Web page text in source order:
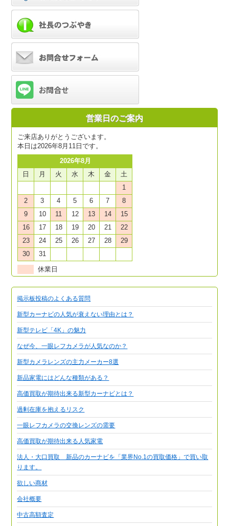
営業日のご案内
ご来店ありがとうございます。
本日は2026年8月11日です。
2026年8月
日
月 火 水 木 金
土
1
2
3 4 5 6 7
8
9
10 11 12 13 14
15
16
17 18 19 20 21
22
23
24 25 26 27 28
29
30
31
休業日
掲示板投稿のよくある質問
新型カーナビの人気が衰えない理由とは？
新型テレビ「4K」の魅力
なぜ今、一眼レフカメラが人気なのか？
新型カメラレンズの主力メーカー8選
新品家電にはどんな種類がある？
高価買取が期待出来る新型カーナビとは？
過剰在庫を抱えるリスク
一眼レフカメラの交換レンズの需要
高価買取が期待出来る人気家電
法人・大口買取 新品のカーナビを「業界No.1の買取価格」で買い取
ります。
欲しい商材
会社概要
中古高額査定